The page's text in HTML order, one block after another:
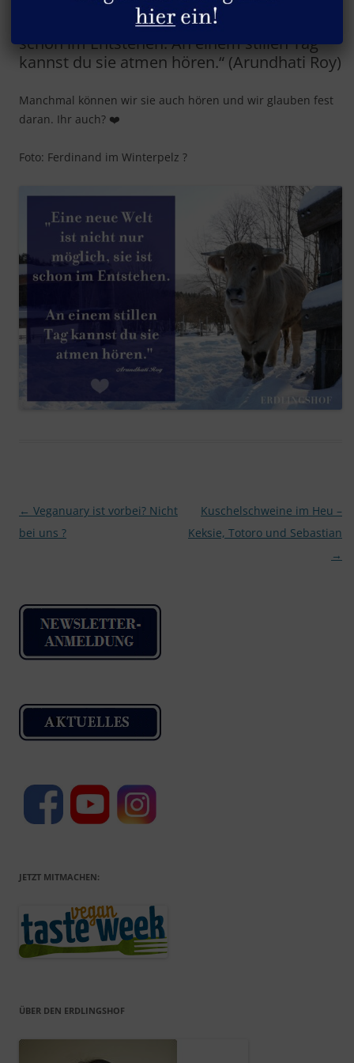
„Eine neue Welt ist nicht nur möglich, sie ist
schon im Entstehen. An einem stillen Tag
kannst du sie atmen hören.“ (Arundhati Roy)
Manchmal können wir sie auch hören und wir glauben fest
daran. Ihr auch? ❤️
Foto: Ferdinand im Winterpelz ?
Beitragsnavigation
← Veganuary ist vorbei? Nicht
bei uns ?
Kuschelschweine im Heu –
Keksie, Totoro und Sebastian
→
JETZT MITMACHEN:
ÜBER DEN ERDLINGSHOF